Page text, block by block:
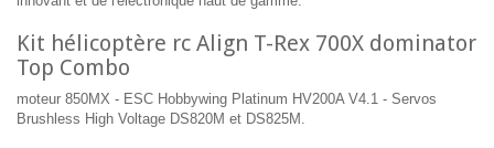
Kit hélicoptère rc Align T-Rex 700X dominator
Top Combo
moteur 850MX - ESC Hobbywing Platinum HV200A V4.1 - Servos
Brushless High Voltage DS820M et DS825M.